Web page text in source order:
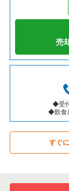
カフェの居抜き
テイクアウトの
お弁当・惣菜・
カラオケ・パブ
バーの居抜き売
居酒屋・ダイニ
愛知県の飲食店
岐阜県の飲食店
三重県の飲食店
大阪市福島区の
豊中市の飲食店
大阪市都島区の
大阪市阿倍野区
東大阪市の飲食
吹田市の飲食店
大阪府の焼肉の
大阪府の鉄板焼
大阪府のアジア
大阪府のカフェ
大阪府のテイク
大阪府のお弁当
大阪市淀川区の
大阪市淀川区の
大阪市淀川区の
大阪市淀川区の
売
◆受
◆飲食
すぐ